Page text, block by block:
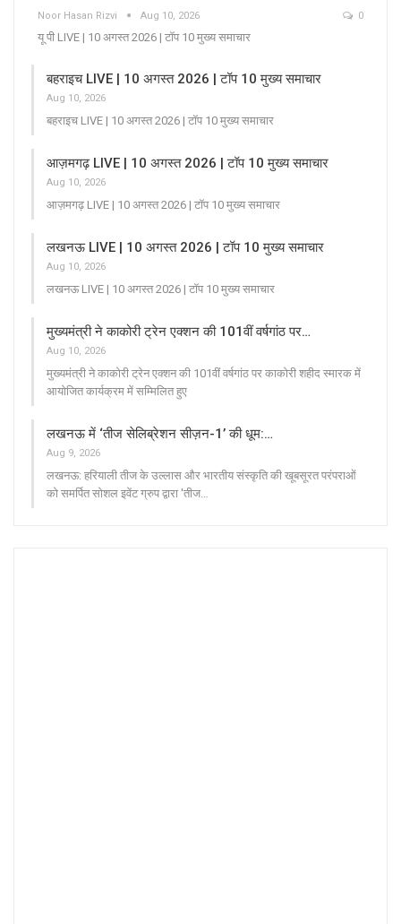
Noor Hasan Rizvi Aug 10, 2026 0
यू पी LIVE | 10 अगस्त 2026 | टॉप 10 मुख्य समाचार
बहराइच LIVE | 10 अगस्त 2026 | टॉप 10 मुख्य समाचार
Aug 10, 2026
बहराइच LIVE | 10 अगस्त 2026 | टॉप 10 मुख्य समाचार
आज़मगढ़ LIVE | 10 अगस्त 2026 | टॉप 10 मुख्य समाचार
Aug 10, 2026
आज़मगढ़ LIVE | 10 अगस्त 2026 | टॉप 10 मुख्य समाचार
लखनऊ LIVE | 10 अगस्त 2026 | टॉप 10 मुख्य समाचार
Aug 10, 2026
लखनऊ LIVE | 10 अगस्त 2026 | टॉप 10 मुख्य समाचार
मुख्यमंत्री ने काकोरी ट्रेन एक्शन की 101वीं वर्षगांठ पर…
Aug 10, 2026
मुख्यमंत्री ने काकोरी ट्रेन एक्शन की 101वीं वर्षगांठ पर काकोरी शहीद स्मारक में
आयोजित कार्यक्रम में सम्मिलित हुए
लखनऊ में ‘तीज सेलिब्रेशन सीज़न-1’ की धूम:…
Aug 9, 2026
लखनऊ: हरियाली तीज के उल्लास और भारतीय संस्कृति की खूबसूरत परंपराओं
को समर्पित सोशल इवेंट ग्रुप द्वारा 'तीज…